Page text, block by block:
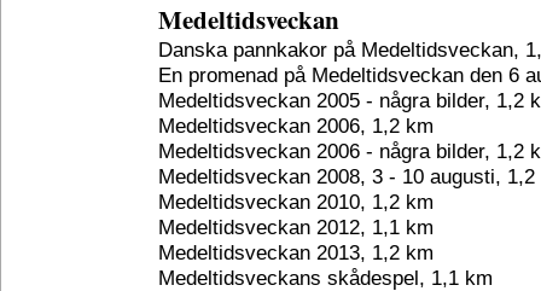
Medeltidsveckan
Danska pannkakor på Medeltidsveckan,
En promenad på Medeltidsveckan den 6
Medeltidsveckan 2005 - några bilder, 1,2
Medeltidsveckan 2006, 1,2 km
Medeltidsveckan 2006 - några bilder, 1,2
Medeltidsveckan 2008, 3 - 10 augusti, 1,2
Medeltidsveckan 2010, 1,2 km
Medeltidsveckan 2012, 1,1 km
Medeltidsveckan 2013, 1,2 km
Medeltidsveckans skådespel, 1,1 km